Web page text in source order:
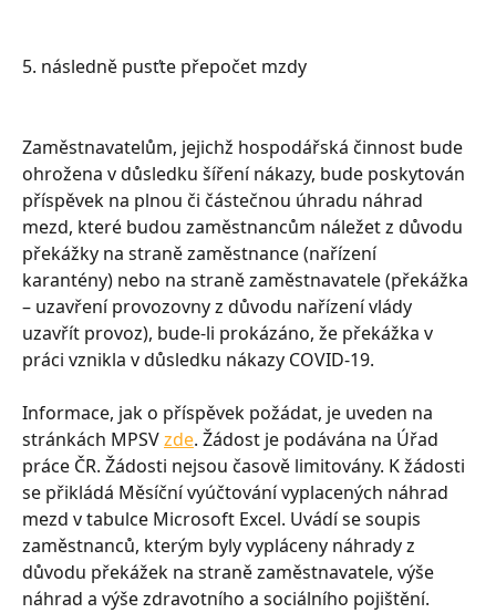
5. následně pusťte přepočet mzdy
Zaměstnavatelům, jejichž hospodářská činnost bude
ohrožena v důsledku šíření nákazy, bude poskytován
příspěvek na plnou či částečnou úhradu náhrad
mezd, které budou zaměstnancům náležet z důvodu
překážky na straně zaměstnance (nařízení
karantény) nebo na straně zaměstnavatele (překážka
– uzavření provozovny z důvodu nařízení vlády
uzavřít provoz), bude-li prokázáno, že překážka v
práci vznikla v důsledku nákazy COVID-19.
Informace, jak o příspěvek požádat, je uveden na
stránkách MPSV zde. Žádost je podávána na Úřad
práce ČR. Žádosti nejsou časově limitovány. K žádosti
se přikládá Měsíční vyúčtování vyplacených náhrad
mezd v tabulce Microsoft Excel. Uvádí se soupis
zaměstnanců, kterým byly vypláceny náhrady z
důvodu překážek na straně zaměstnavatele, výše
náhrad a výše zdravotního a sociálního pojištění.